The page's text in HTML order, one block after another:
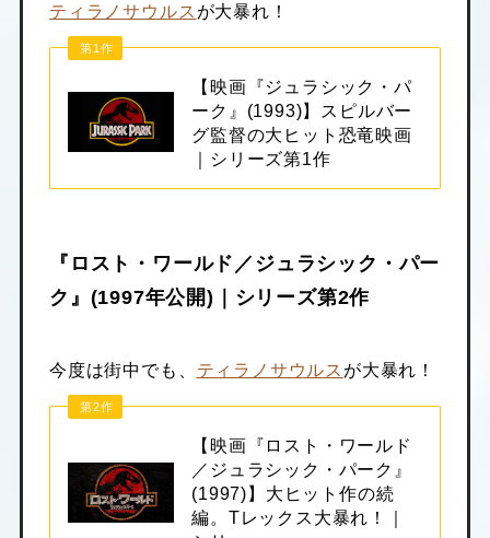
ティラノサウルス が大暴れ！
第1作
【映画『ジュラシック・パ
ーク』(1993)】スピルバー
グ監督の大ヒット恐竜映画
｜シリーズ第1作
『ロスト・ワールド／ジュラシック・パー
ク』(1997年公開)｜シリーズ第2作
今度は街中でも、 ティラノサウルス が大暴れ！
第2作
【映画『ロスト・ワールド
／ジュラシック・パーク』
(1997)】大ヒット作の続
編。Tレックス大暴れ！｜